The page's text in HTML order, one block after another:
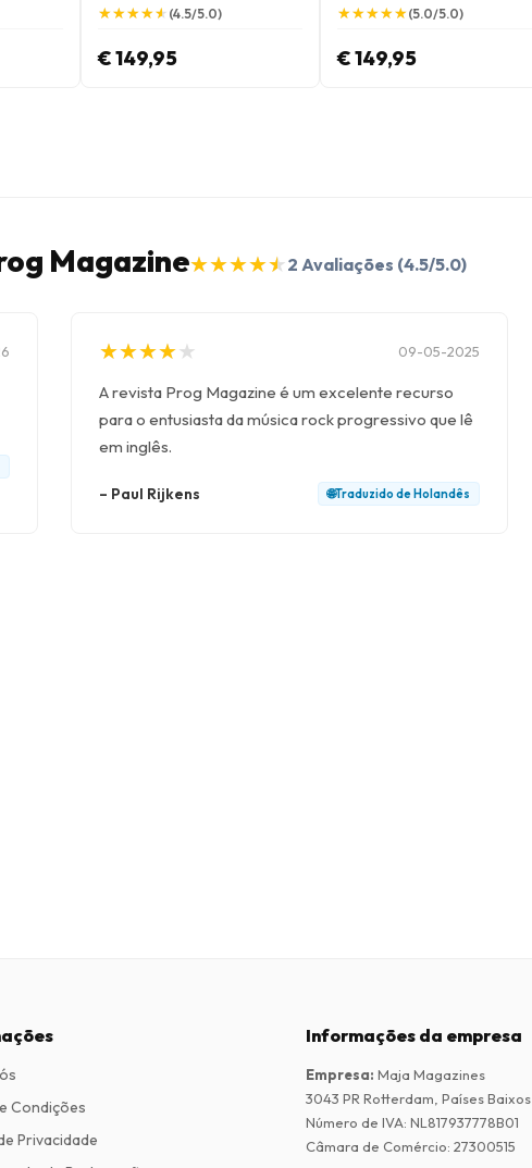
★
★★
★★
★★
★★
★ (4.5/5.0)
€ 149,95
★
★★
★★
★★
★★
★(5.0/5.0)
€ 149,95
Magazine★
★★
★★
★★
★★
★2 Avaliações (4.5/5.0)
★
★★
★★
★★
★★
★ 09-05-2025
A revista Prog Magazine é um excelente recurso
para o entusiasta da música rock progressivo que lê
em inglês.
– Paul Rijkens 🌐Traduzido de Holandês
Condições
Privacidade
Informações da empresa
Empresa: Maja Magazines
3043 PR Rotterdam, Países Baixos
Número de IVA: NL817937778B01
Câmara de Comércio: 27300515